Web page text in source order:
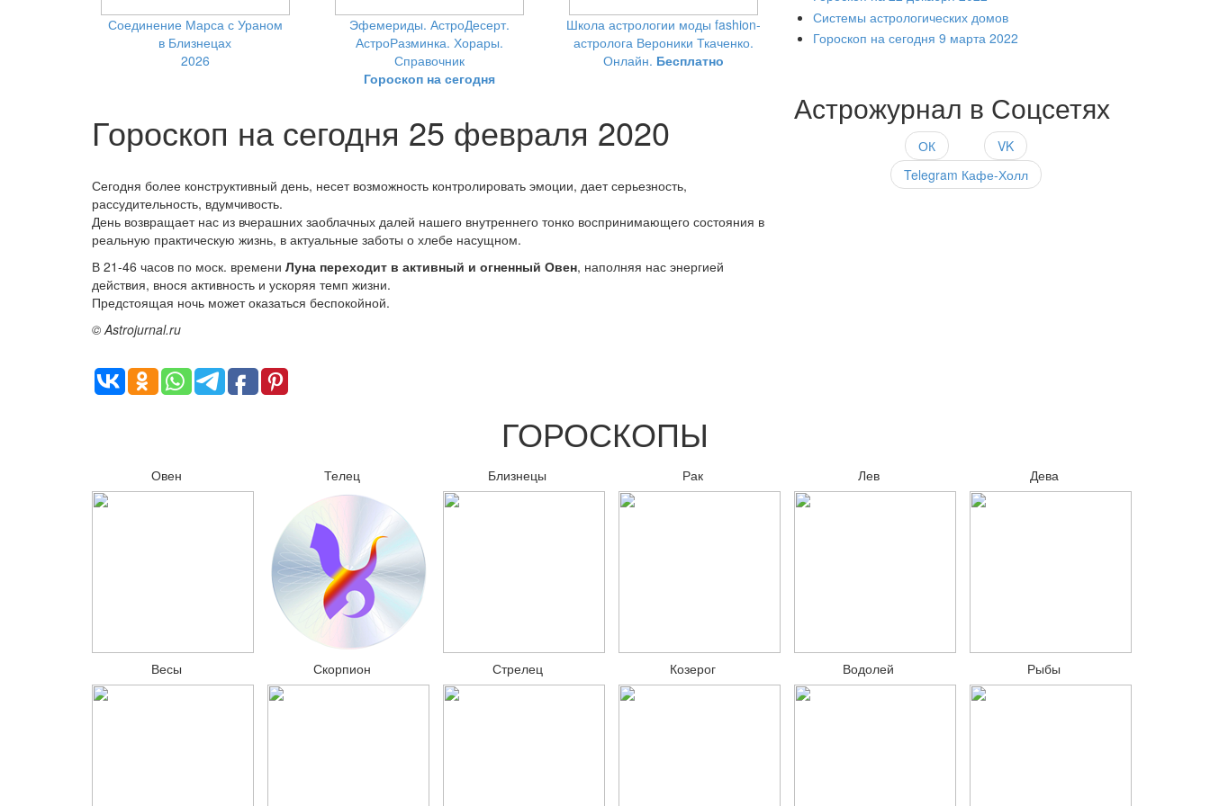
Соединение Марса с Ураном
в Близнецах
2026
Эфемериды. АстроДесерт.
АстроРазминка. Хорары.
Справочник
Гороскоп на сегодня
Школа астрологии моды fashion-
астролога Вероники Ткаченко.
Онлайн. Бесплатно
Гороскоп на сегодня 25 февраля 2020
Сегодня более конструктивный день, несет возможность контролировать эмоции, дает серьезность,
рассудительность, вдумчивость.
День возвращает нас из вчерашних заоблачных далей нашего внутреннего тонко воспринимающего состояния в
реальную практическую жизнь, в актуальные заботы о хлебе насущном.
В 21-46 часов по моск. времени Луна переходит в активный и огненный Овен, наполняя нас энергией
действия, внося активность и ускоряя темп жизни.
Предстоящая ночь может оказаться беспокойной.
© Astrojurnal.ru
Системы астрологических домов
Гороскоп на сегодня 9 марта 2022
Астрожурнал в Соцсетях
ОК
VK
Telegram Кафе-Холл
ГОРОСКОПЫ
Овен Телец Близнецы Рак Лев Дева
Весы Скорпион Стрелец Козерог Водолей Рыбы